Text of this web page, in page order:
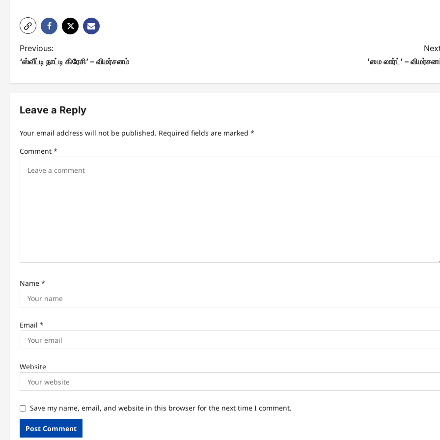
P
o
s
t
a
v
o
n
Previous:
‘ஸ்வீட்டி நாட்டி கிரேசி’ – விமர்சனம்
’மை லார்ட்’ –
Leave a Reply
Your email address will not be published. Required fields are marked *
Comment *
Name *
Email *
Website
Save my name, email, and website in this browser for the next time I comment.